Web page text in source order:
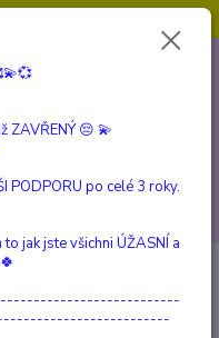
😔 💫
PODPORU po celé 3 roky.
jak jste všichni ÚŽASNÍ a